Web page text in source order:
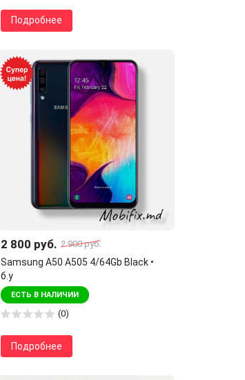
Подробнее
2 800 руб. 2 900 руб.
Samsung A50 A505 4/64Gb Black •
б.у
ЕСТЬ В НАЛИЧИИ
(0)
Подробнее